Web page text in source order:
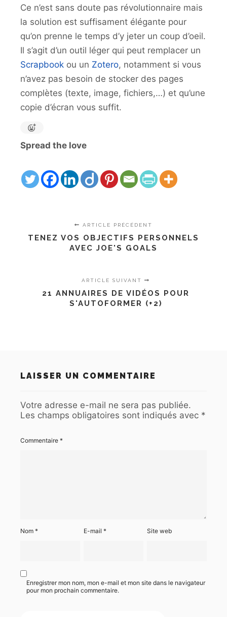
Ce n’est sans doute pas révolutionnaire mais
la solution est suffisament élégante pour
qu’on prenne le temps d’y jeter un coup d’oeil.
Il s’agit d’un outil léger qui peut remplacer un
Scrapbook ou un Zotero, notamment si vous
n’avez pas besoin de stocker des pages
complètes (texte, image, fichiers,…) et qu’une
copie d’écran vous suffit.
Spread the love
ARTICLE PRÉCÉDENT
TENEZ VOS OBJECTIFS PERSONNELS
AVEC JOE'S GOALS
ARTICLE SUIVANT
21 ANNUAIRES DE VIDÉOS POUR
S'AUTOFORMER (+2)
LAISSER UN COMMENTAIRE
Votre adresse e-mail ne sera pas publiée.
Les champs obligatoires sont indiqués avec *
Commentaire *
Nom * E-mail* Site web
Enregistrer mon nom, mon e-mail et mon site dans le navigateur
pour mon prochain commentaire.